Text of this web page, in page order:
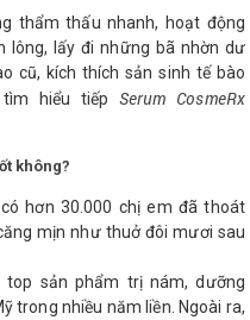
thẩm thấu nhanh, hoạt động
lông, lấy đi những bã nhờn dư
cũ, kích thích sản sinh tế bào
tìm hiểu tiếpSerum CosmeRx
không?
hơn 30.000 chị em đã thoát
mịn như thuở đôi mươi sau
sản phẩm trị nám, dưỡng
trong nhiều năm liền. Ngoài ra,